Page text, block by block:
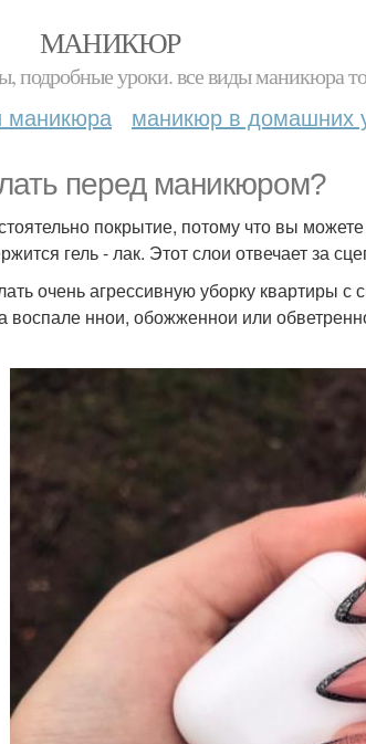
МАНИКЮР
подробные уроки. все виды маникюра
маникюра маникюр в домашних
перед маникюром?
покрытие, потому что вы
гель - лак. Этот слои отвечает за
очень агрессивную уборку квартиры
воспале ннои, обожженнои или